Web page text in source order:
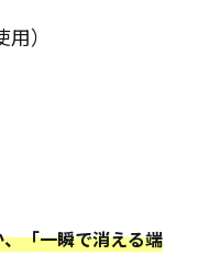
）
「一瞬で消える端